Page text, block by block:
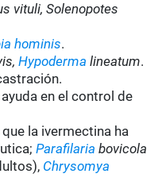
vituli, Solenopotes
hominis.
Hypoderma lineatum.
en el control de
la ivermectina ha
Parafilaria bovicola
Chrysomya